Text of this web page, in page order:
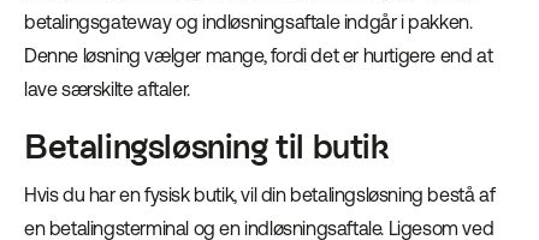
betalingsgateway og indløsningsaftale indgår i pakken.
Denne løsning vælger mange, fordi det er hurtigere end at
lave særskilte aftaler.
Betalingsløsning til butik
Hvis du har en fysisk butik, vil din betalingsløsning bestå af
en betalingsterminal og en indløsningsaftale. Ligesom ved